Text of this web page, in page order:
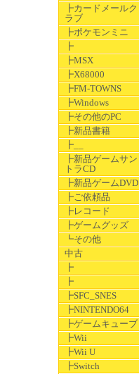
┣カードメールク
ラブ
┣ポケモンミニ
┣
┣MSX
┣X68000
┣FM-TOWNS
┣Windows
┣その他のPC
┣新品書籍
┣__
┣新品ゲームサン
トラCD
┣新品ゲームDVD
┣ご依頼品
┣レコード
┣ゲームグッズ
┗その他
中古
┣
┣
┣SFC_SNES
┣NINTENDO64
┣ゲームキューブ
┣Wii
┣Wii U
┣Switch